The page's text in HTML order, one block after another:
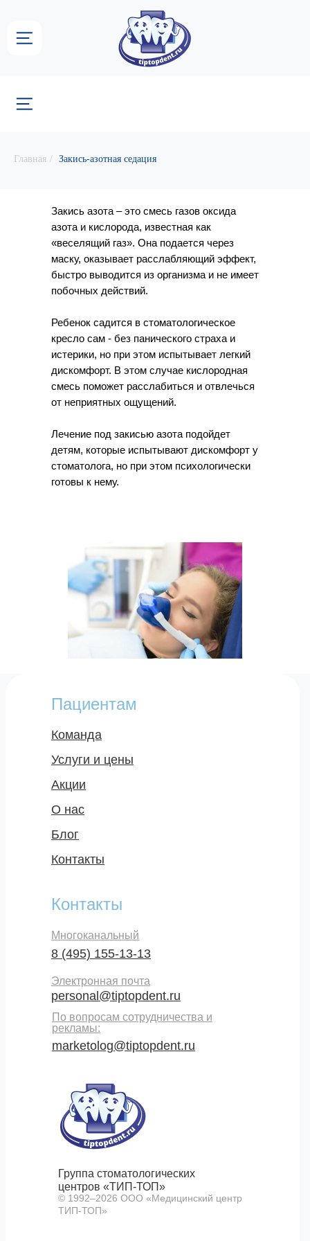
Группа стоматологических
центров «ТИП-ТОП»
Главная / Закись-азотная седация
Закись азота – это смесь газов оксида
азота и кислорода, известная как
«веселящий газ». Она подается через
маску, оказывает расслабляющий эффект,
быстро выводится из организма и не имеет
побочных действий.
Ребенок садится в стоматологическое
кресло сам - без панического страха и
истерики, но при этом испытывает легкий
дискомфорт. В этом случае кислородная
смесь поможет расслабиться и отвлечься
от неприятных ощущений.
Лечение под закисью азота подойдет
детям, которые испытывают дискомфорт у
стоматолога, но при этом психологически
готовы к нему.
Услуги и цены
О нас
Блог
Команда
Акции
Контакты
Пациентам
Контакты
Группа стоматологических
центров «ТИП-ТОП»
© 1992–2026 ООО «Медицинский центр
ТИП-ТОП»
8 (495) 155-13-13
Многоканальный
personal@tiptopdent.ru
Электронная почта
marketolog@tiptopdent.ru
По вопросам сотрудничества и
рекламы: